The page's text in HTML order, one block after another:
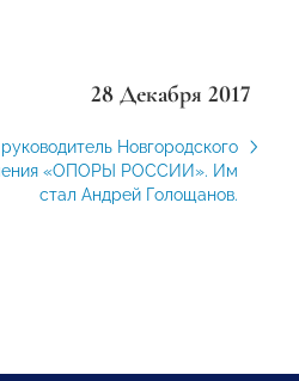
28 Декабря 2017
Новгородского
«ОПОРЫ РОССИИ». Им
стал Андрей Голощанов.